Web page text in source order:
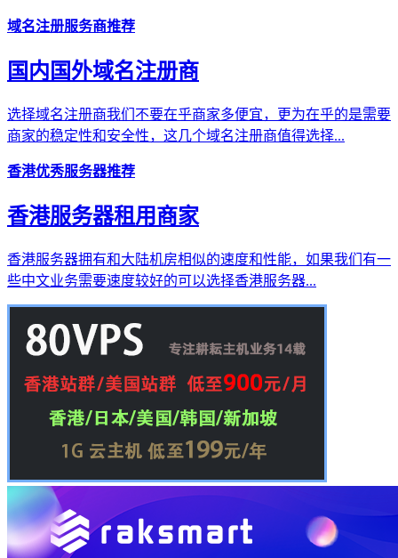
域名注册服务商推荐
国内国外域名注册商
选择域名注册商我们不要在乎商家多便宜，更为在乎的是需要
商家的稳定性和安全性，这几个域名注册商值得选择...
香港优秀服务器推荐
香港服务器租用商家
香港服务器拥有和大陆机房相似的速度和性能，如果我们有一
些中文业务需要速度较好的可以选择香港服务器...